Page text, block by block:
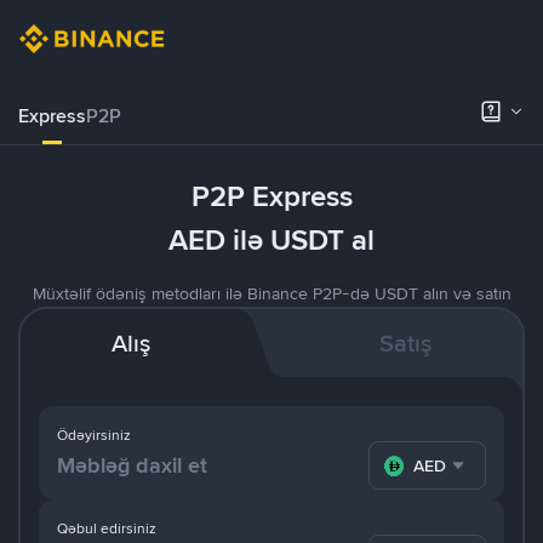
ExpressP2P
P2P Express
AED ilə USDT al
Müxtəlif ödəniş metodları ilə Binance P2P-də USDT alın və satın
Alış Satış
Ödəyirsiniz
AED
Qəbul edirsiniz